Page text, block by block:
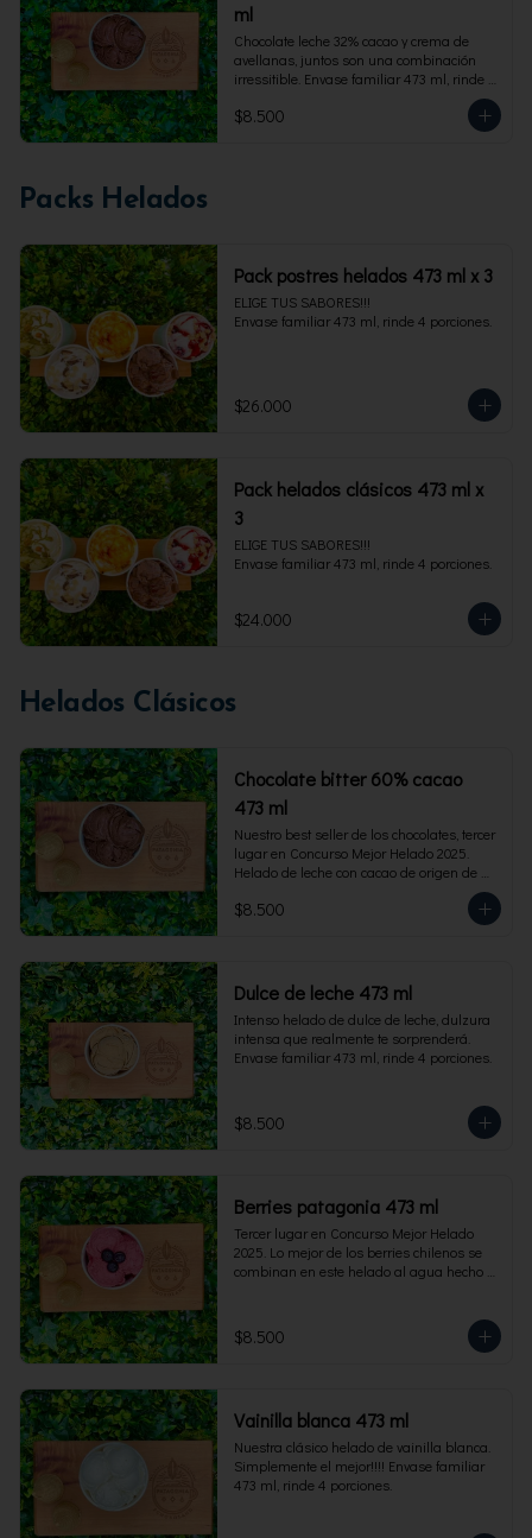
ml
Chocolate leche 32% cacao y crema de
avellanas, juntos son una combinación
irressitible. Envase familiar 473 ml, rinde 4
$8.500
Packs Helados
Pack postres helados 473 ml x 3
ELIGE TUS SABORES!!!
Envase familiar 473 ml, rinde 4 porciones.
$26.000
Pack helados clásicos 473 ml x
3
ELIGE TUS SABORES!!!
Envase familiar 473 ml, rinde 4 porciones.
$24.000
Helados Clásicos
Chocolate bitter 60% cacao
473 ml
Nuestro best seller de los chocolates, tercer
lugar en Concurso Mejor Helado 2025.
Helado de leche con cacao de origen de
intensidad al 60%. Envase familiar 473 ml,
rinde 4  porciones.
$8.500
Dulce de leche 473 ml
Intenso helado de dulce de leche, dulzura
intensa que realmente te sorprenderá.
Envase familiar 473 ml, rinde 4 porciones.
$8.500
Berries patagonia 473 ml
Tercer lugar en Concurso Mejor Helado
2025. Lo mejor de los berries chilenos se
combinan en este helado al agua hecho
473 ml. Rinde 4 porciones.
$8.500
Vainilla blanca 473 ml
Nuestra clásico helado de vainilla blanca.
Simplemente el mejor!!!! Envase familiar
473 ml, rinde 4 porciones.